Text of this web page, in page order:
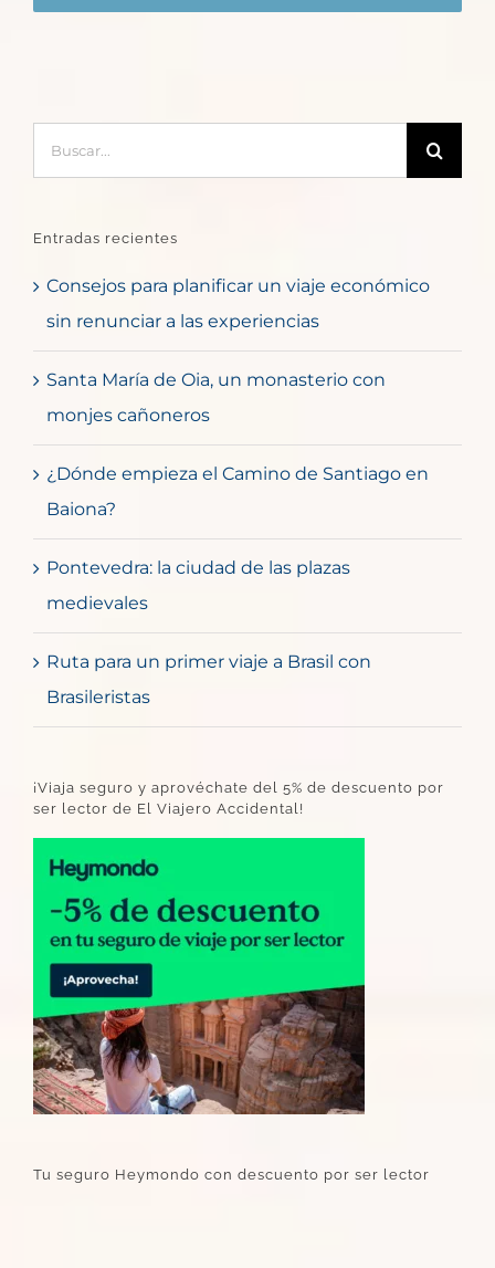
Entradas recientes
Consejos para planificar un viaje económico
sin renunciar a las experiencias
Santa María de Oia, un monasterio con
monjes cañoneros
¿Dónde empieza el Camino de Santiago en
Baiona?
Pontevedra: la ciudad de las plazas
medievales
Ruta para un primer viaje a Brasil con
Brasileristas
¡Viaja seguro y aprovéchate del 5% de descuento por
ser lector de El Viajero Accidental!
Tu seguro Heymondo con descuento por ser lector